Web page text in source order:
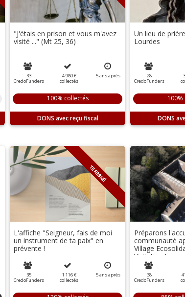
"J'étais en prison et vous m'avez
visité ..." (Mt 25, 36)
33
CredoFunders
4 980 €
collectés
5ansaprès
100% collectés
DONS
Un lieu de
Lourdes
28
CredoFunders
DONS
TERMINÉ
L'affiche "Seigneur, fais de moi
un instrument de ta paix" en
prévente !
35
CredoFunders
1 116 €
collectés
5ansaprès
Préparons
communauté
Village
Visitation !
38
CredoFunders